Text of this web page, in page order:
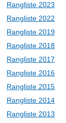
Rangliste 2023
Rangliste 2022
Rangliste 2019
Rangliste 2018
Rangliste 2017
Rangliste 2016
Rangliste 2015
Rangliste 2014
Rangliste 2013